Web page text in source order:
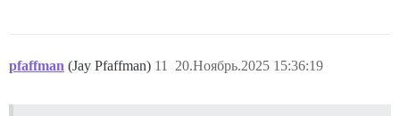
pfaffman (Jay Pfaffman) 20.Ноябрь.2025 15:36:19
11